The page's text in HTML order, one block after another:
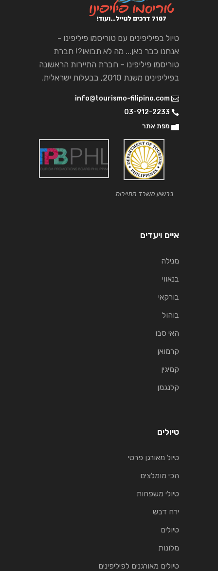
טיול בפיליפינים עם טוריסמו פיליפינו -
אנחנו כבר כאן... מה לא תבואו?! חברת
טוריסמו פיליפינו – חברת התיירות הראשונה
בפיליפינים משנת 2010, בבעלות ישראלית.
info@tourismo-filipino.com
03-912-2233
מפת אתר
ברשיון משרד התיירות
איים ויעדים
מנילה
בנאווי
בורקאי
בוהול
האי סבו
קרמואן
קמיגין
קלנגמן
טיולים
טיול מאורגן פרטי
הכי מומלצים
טיולי משפחות
ירח דבש
טיולים
מלונות
טיולים מאורגנים לפיליפינים